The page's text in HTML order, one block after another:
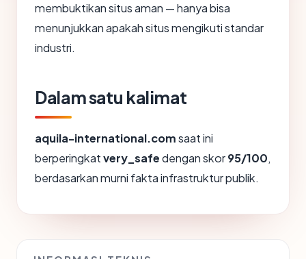
membuktikan situs aman — hanya bisa
menunjukkan apakah situs mengikuti standar
industri.
Dalam satu kalimat
aquila-international.comsaat ini
berperingkatvery_safedengan skor95/100,
berdasarkan murni fakta infrastruktur publik.